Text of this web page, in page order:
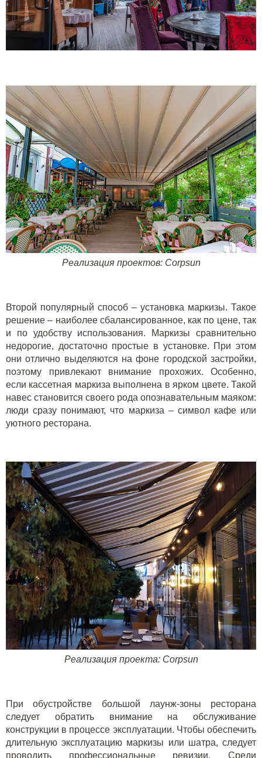
Реализация проектов: Corpsun
Второй популярный способ – установка маркизы. Такое
решение – наиболее сбалансированное, как по цене, так
и по удобству использования. Маркизы сравнительно
недорогие, достаточно простые в установке. При этом
они отлично выделяются на фоне городской застройки,
поэтому привлекают внимание прохожих. Особенно,
если кассетная маркиза выполнена в ярком цвете. Такой
навес становится своего рода опознавательным маяком:
люди сразу понимают, что маркиза – символ кафе или
уютного ресторана.
Реализация проекта: Corpsun
При обустройстве большой лаунж-зоны ресторана
следует обратить внимание на обслуживание
конструкции в процессе эксплуатации. Чтобы обеспечить
длительную эксплуатацию маркизы или шатра, следует
проводить профессиональные ревизии. Среди